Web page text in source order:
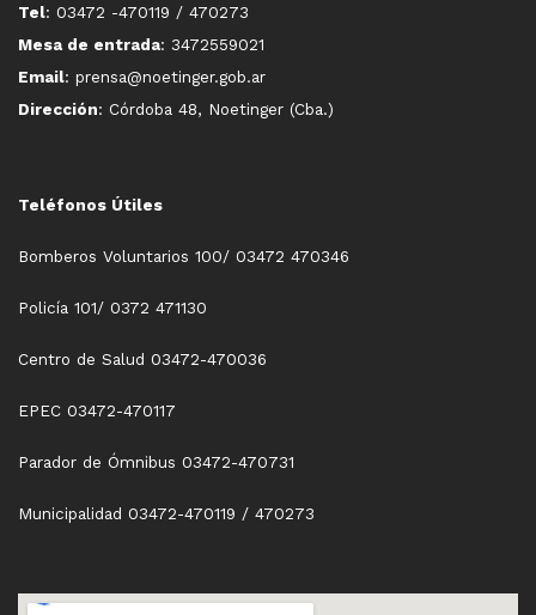
Tel: 03472 -470119 / 470273
Mesa de entrada: 3472559021
Email: prensa@noetinger.gob.ar
Dirección: Córdoba 48, Noetinger (Cba.)
Teléfonos Útiles
Bomberos Voluntarios 100/ 03472 470346
Policía 101/ 0372 471130
Centro de Salud 03472-470036
EPEC 03472-470117
Parador de Ómnibus 03472-470731
Municipalidad 03472-470119 / 470273